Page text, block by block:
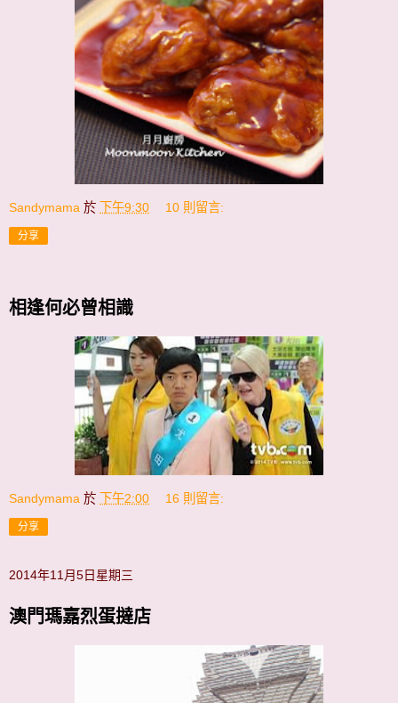
Sandymama 於 下午9:30 10 則留言:
分享
相逢何必曾相識
Sandymama 於 下午2:00 16 則留言:
分享
2014年11月5日星期三
澳門瑪嘉烈蛋撻店